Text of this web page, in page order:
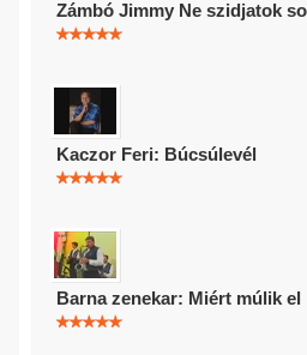
Zámbó Jimmy Ne szidjatok
Kaczor Feri: Búcsúlevél
Barna zenekar: Miért múlik